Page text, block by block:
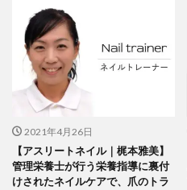
2021年4月26日
【アスリートネイル｜梶本雅美】
管理栄養士が行う栄養指導に裏付
けされたネイルケアで、爪のトラ